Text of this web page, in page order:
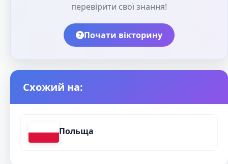
перевірити свої знання!
Почати вікторину
Схожий на:
Польща